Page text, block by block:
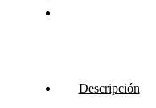
Descripción